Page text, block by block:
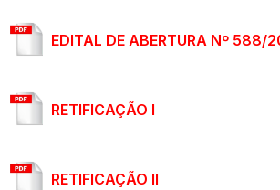
EDITAL DE ABERTURA Nº 588/
RETIFICAÇÃO I
RETIFICAÇÃO II